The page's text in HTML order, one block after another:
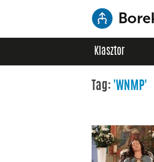
Klasztor
Tag: 'WNMP'